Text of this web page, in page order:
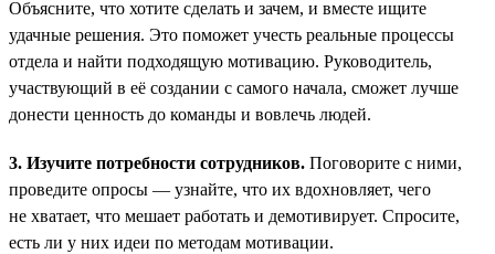
Объясните, что хотите сделать и зачем, и вместе ищите
удачные решения. Это поможет учесть реальные процессы
отдела и найти подходящую мотивацию. Руководитель,
участвующий в её создании с самого начала, сможет лучше
донести ценность до команды и вовлечь людей.
3. Изучите потребности сотрудников. Поговорите с ними,
проведите опросы — узнайте, что их вдохновляет, чего
не хватает, что мешает работать и демотивирует. Спросите,
есть ли у них идеи по методам мотивации.